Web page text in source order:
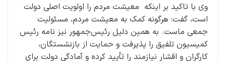
وی با تاکید بر اینکه معیشت مردم را اولویت اصلی دولت
است، گفت: هرگونه کمک به معیشت مردم، مسئولیت
جمعی ماست. به همین دلیل رئیس‌جمهور نیز نامه‌ رئیس
کمیسیون تلفیق را پذیرفت و حمایت از بازنشستگان،
کارگران و اقشار نیازمند را تأیید کرده و آمادگی دولت برای